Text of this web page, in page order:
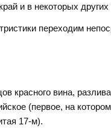
и в некоторых
переходим
красного вина,
(первое, на
17-м).